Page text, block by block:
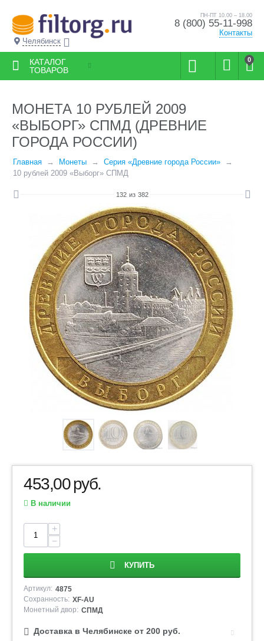
Челябинск
ПН-ПТ 10.00 – 18.00
8 (800) 55-11-998
Контакты
0
КАТАЛОГ
ТОВАРОВ
МОНЕТА 10 РУБЛЕЙ 2009
«ВЫБОРГ» СПМД (ДРЕВНИЕ
ГОРОДА РОССИИ)
Главная Монеты
Серия «Древние города России»
10 рублей 2009 «Выборг» СПМД
132 из 382
453,00руб.
В наличии
+
−
КУПИТЬ
Артикул: 4875
Сохранность: XF-AU
Монетный двор: СПМД
Доставка в Челябинске от 200 руб.